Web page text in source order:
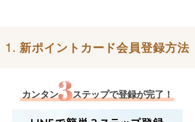
1. 新ポイントカード会員登録方法
カンタン ステップで登録が完了！